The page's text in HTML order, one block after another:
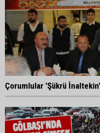
Çorumlular 'Şükrü